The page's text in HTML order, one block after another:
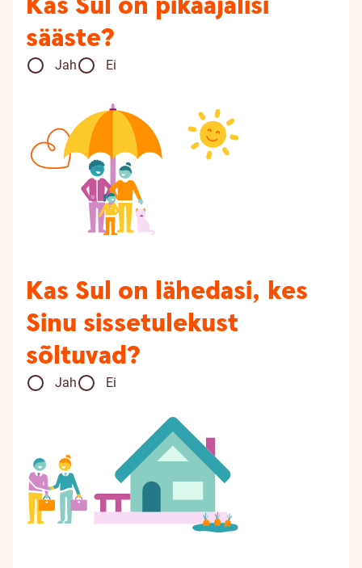
sääste?
Jah Ei
Kas Sul on lähedasi, kes
Sinu sissetulekust
sõltuvad?
Jah Ei